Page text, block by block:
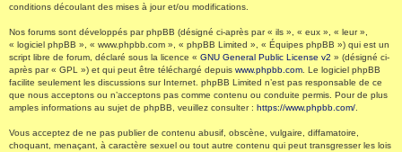
conditions découlant des mises à jour et/ou modifications.
Nos forums sont développés par phpBB (désigné ci-après par « ils », « eux », « leur »,
« logiciel phpBB », « www.phpbb.com », « phpBB Limited », « Équipes phpBB ») qui est un
script libre de forum, déclaré sous la licence « GNU General Public License v2 » (désigné ci-
après par « GPL ») et qui peut être téléchargé depuis www.phpbb.com . Le logiciel phpBB
facilite seulement les discussions sur Internet. phpBB Limited n’est pas responsable de ce
que nous acceptons ou n’acceptons pas comme contenu ou conduite permis. Pour de plus
amples informations au sujet de phpBB, veuillez consulter : https://www.phpbb.com/
Vous acceptez de ne pas publier de contenu abusif, obscène, vulgaire, diffamatoire,
choquant, menaçant, à caractère sexuel ou tout autre contenu qui peut transgresser les lois